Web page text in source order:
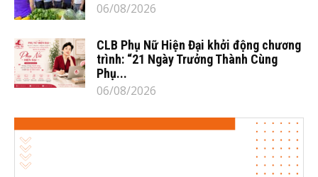
06/08/2026
CLB Phụ Nữ Hiện Đại khởi động chương
trình: “21 Ngày Trưởng Thành Cùng
Phụ...
06/08/2026